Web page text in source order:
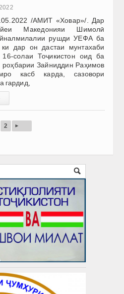
/АМИТ «Ховар»/. Дар
Македонияи Шимолӣ
рушди УЕФА ба
дар он дастаи мунтахаби
солаи Тоҷикистон оид ба
Зайниддин Раҳимов
касб карда, сазовори
гардид,
2 ▸